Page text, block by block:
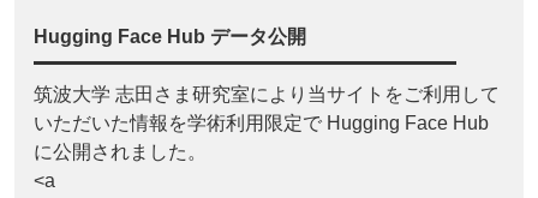
Hugging Face Hub データ公開
筑波大学 志田さま研究室により当サイトをご利用して
いただいた情報を学術利用限定で Hugging Face Hub
に公開されました。
<a